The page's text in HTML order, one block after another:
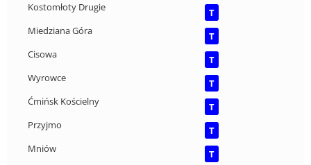
Kostomłoty Drugie
T
Miedziana Góra
T
Cisowa
T
Wyrowce
T
Ćmińsk Kościelny
T
Przyjmo
T
Mniów
T